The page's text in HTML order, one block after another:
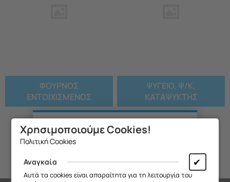
ΦΟΥΡΝΟΣ
ΕΝΤΟΙΧΙΣΜΕΝΟΣ
ΨΥΓΕΙΟ, Ψ/Κ,
ΚΑΤΑΨΥΚΤΗΣ
Χρησιμοποιούμε Cookies!
Πολιτική Cookies
Αναγκαία ✔
Αυτά τα cookies είναι απαραίτητα για τη λειτουργία του
Θα θέλαμε να σας ενημερώσουμε ότι
κλειστή από13/08 έως και 18/08,